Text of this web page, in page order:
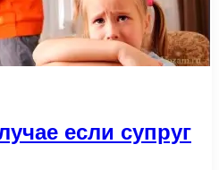
если супруг